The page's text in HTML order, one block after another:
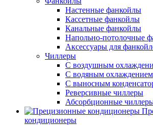
Настенные фанкойлы
Кассетные фанкойлы
Канальные фанкойлы
Напольно-потолочные
Аксессуары для
Чиллеры
С воздушным
С водяным охлаждением
С выносным
Реверсивные чиллеры
Абсорбционные
кондиционеры